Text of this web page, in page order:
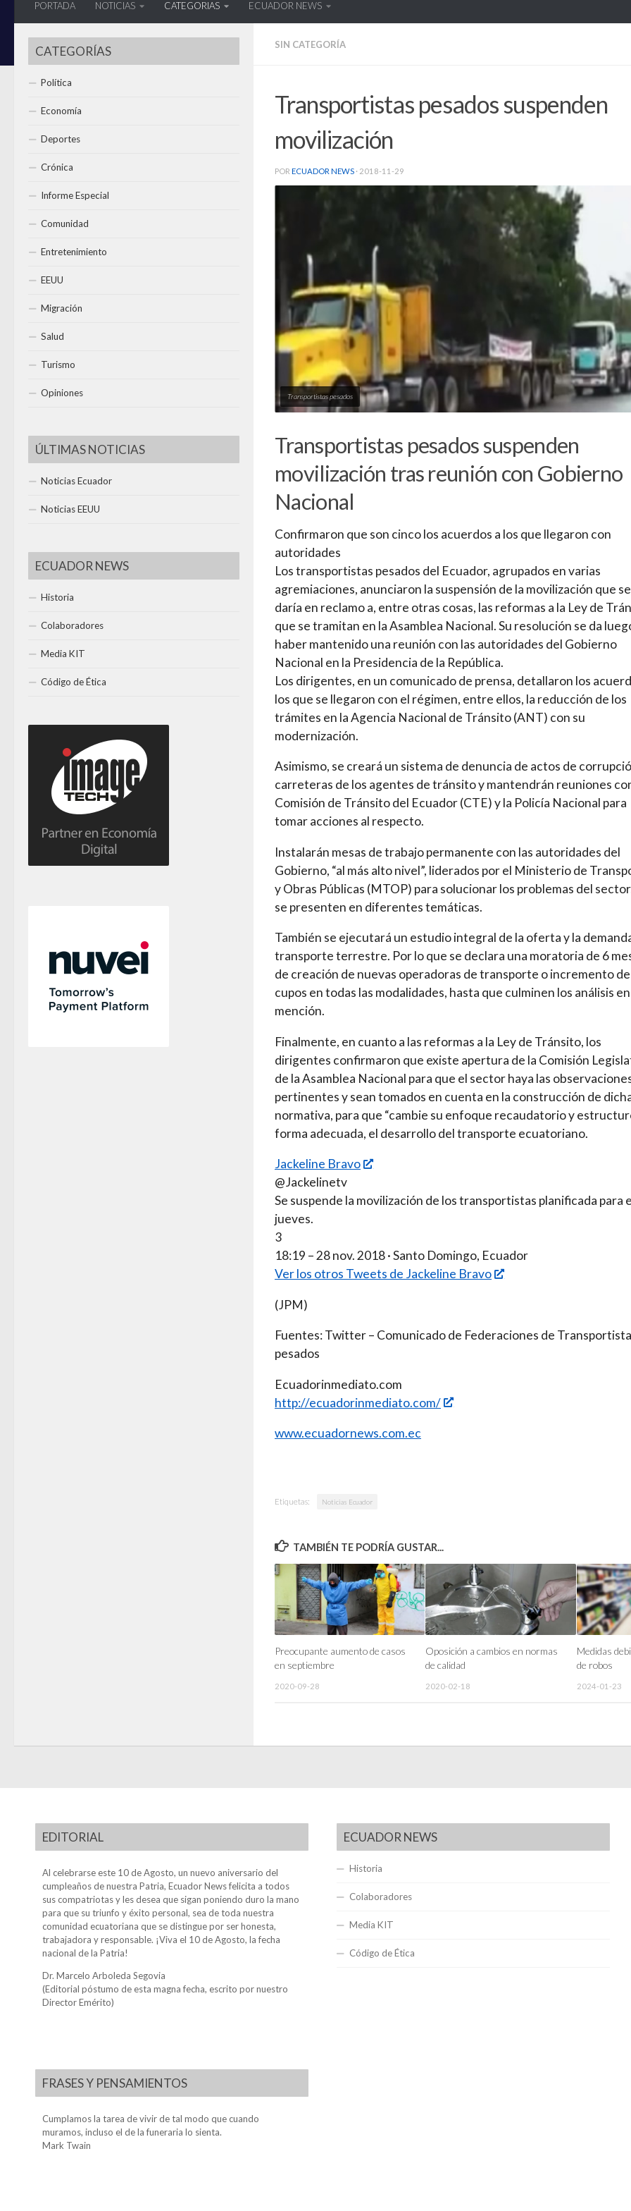
PORTADA NOTICIAS CATEGORIAS ECUADOR NEWS
SIN CATEGORÍA
Transportistas pesados suspenden
movilización
POR ECUADOR NEWS · 2018-11-29
Transportistas pesados
Transportistas pesados suspenden
movilización tras reunión con Gobierno
Nacional
Confirmaron que son cinco los acuerdos a los que llegaron con
autoridades
Los transportistas pesados del Ecuador, agrupados en varias
agremiaciones, anunciaron la suspensión de la movilización que se
daría en reclamo a, entre otras cosas, las reformas a la Ley de
que se tramitan en la Asamblea Nacional. Su resolución se da
haber mantenido una reunión con las autoridades del Gobierno
Nacional en la Presidencia de la República.
Los dirigentes, en un comunicado de prensa, detallaron los
los que se llegaron con el régimen, entre ellos, la reducción de los
trámites en la Agencia Nacional de Tránsito (ANT) con su
modernización.
Asimismo, se creará un sistema de denuncia de actos de
carreteras de los agentes de tránsito y mantendrán reuniones
Comisión de Tránsito del Ecuador (CTE) y la Policía Nacional para
tomar acciones al respecto.
Instalarán mesas de trabajo permanente con las autoridades del
Gobierno, “al más alto nivel”, liderados por el Ministerio de
y Obras Públicas (MTOP) para solucionar los problemas del
se presenten en diferentes temáticas.
También se ejecutará un estudio integral de la oferta y la
transporte terrestre. Por lo que se declara una moratoria de 6
de creación de nuevas operadoras de transporte o incremento de
cupos en todas las modalidades, hasta que culminen los análisis en
mención.
Finalmente, en cuanto a las reformas a la Ley de Tránsito, los
dirigentes confirmaron que existe apertura de la Comisión
de la Asamblea Nacional para que el sector haya las
pertinentes y sean tomados en cuenta en la construcción de
normativa, para que “cambie su enfoque recaudatorio y
forma adecuada, el desarrollo del transporte ecuatoriano.
Jackeline Bravo
@Jackelinetv
Se suspende la movilización de los transportistas planificada para
jueves.
3
18:19 – 28 nov. 2018 · Santo Domingo, Ecuador
Ver los otros Tweets de Jackeline Bravo
(JPM)
Fuentes: Twitter – Comunicado de Federaciones de
pesados
Ecuadorinmediato.com
http://ecuadorinmediato.com/
www.ecuadornews.com.ec
Etiquetas: Noticias Ecuador
TAMBIÉN TE PODRÍA GUSTAR...
Preocupante aumento de casos
en septiembre
2020-09-28
Oposición a cambios en normas
de calidad
2020-02-18
Medidas
de robos
2024-01-23
CATEGORÍAS
Política
Economía
Deportes
Crónica
Informe Especial
Comunidad
Entretenimiento
EEUU
Migración
Salud
Turismo
Opiniones
ÚLTIMAS NOTICIAS
Noticias Ecuador
Noticias EEUU
ECUADOR NEWS
Historia
Colaboradores
Media KIT
Código de Ética
EDITORIAL
Al celebrarse este 10 de Agosto, un nuevo aniversario del
cumpleaños de nuestra Patria, Ecuador News felicita a todos
sus compatriotas y les desea que sigan poniendo duro la mano
para que su triunfo y éxito personal, sea de toda nuestra
comunidad ecuatoriana que se distingue por ser honesta,
trabajadora y responsable. ¡Viva el 10 de Agosto, la fecha
nacional de la Patria!
Dr. Marcelo Arboleda Segovia
(Editorial póstumo de esta magna fecha, escrito por nuestro
Director Emérito)
FRASES Y PENSAMIENTOS
Cumplamos la tarea de vivir de tal modo que cuando
muramos, incluso el de la funeraria lo sienta.
Mark Twain
ECUADOR NEWS
Historia
Colaboradores
Media KIT
Código de Ética